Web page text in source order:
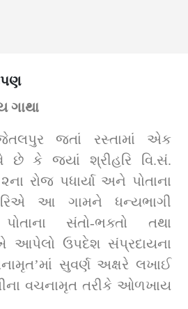
ગાથા
જતાં રસ્તામાં એક
છે કે જ્યાં શ્રીહરિ વિ.સં.
રોજ પધાર્યા અને પોતાના
આ ગામને ધન્યભાગી
સંતો-ભક્તો તથા
આપેલો ઉપદેશ સંપ્રદાયના
સુવર્ણ અક્ષરે લખાઈ
વચનામૃત તરીકે ઓળખાય